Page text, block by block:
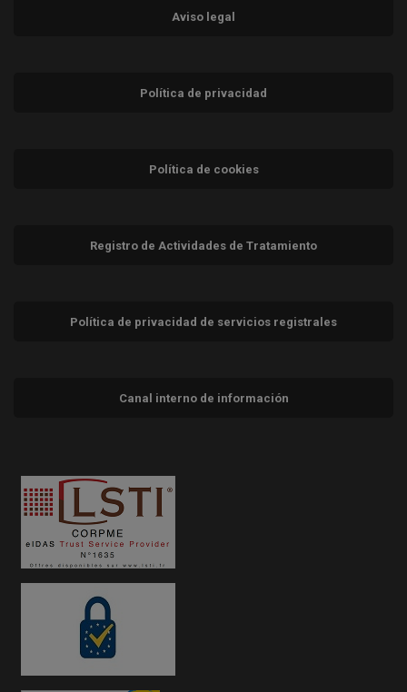
Aviso legal
Política de privacidad
Política de cookies
Registro de Actividades de Tratamiento
Política de privacidad de servicios registrales
Canal interno de información